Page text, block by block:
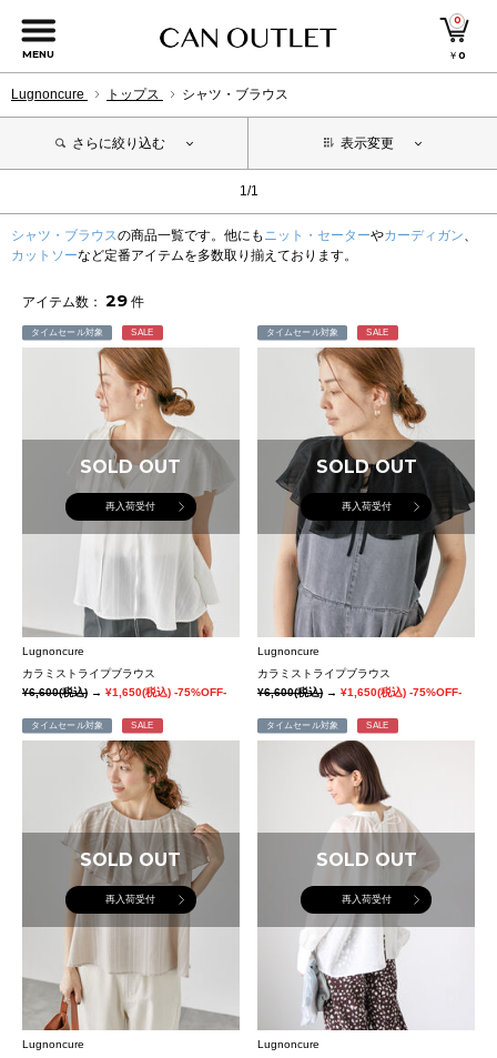
MENU
0
￥0
Lugnoncure トップス シャツ・ブラウス
さらに絞り込む 表示変更
1/1
シャツ・ブラウスの商品一覧です。他にも ニット・セーターやカーディガン、
カットソーなど定番アイテムを多数取り揃えております。
アイテム数： 29 件
タイムセール対象 SALE
SOLD OUT
再入荷受付
Lugnoncure
カラミストライプブラウス
¥6,600(税込) → ¥1,650(税込) -75%OFF-
タイムセール対象 SALE
SOLD OUT
再入荷受付
Lugnoncure
カラミストライプブラウス
¥6,600(税込)→¥1,650(税込) -75%OFF-
タイムセール対象 SALE
SOLD OUT
再入荷受付
Lugnoncure
タイムセール対象 SALE
SOLD OUT
再入荷受付
Lugnoncure